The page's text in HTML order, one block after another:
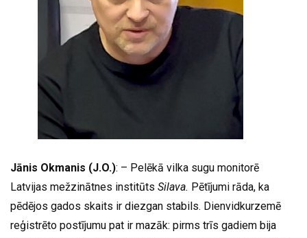
Jānis Okmanis (J.O.): – Pelēkā vilka sugu monitorē
Latvijas mežzinātnes institūts Silava. Pētījumi rāda, ka
pēdējos gados skaits ir diezgan stabils. Dienvidkurzemē
reģistrēto postījumu pat ir mazāk: pirms trīs gadiem bija